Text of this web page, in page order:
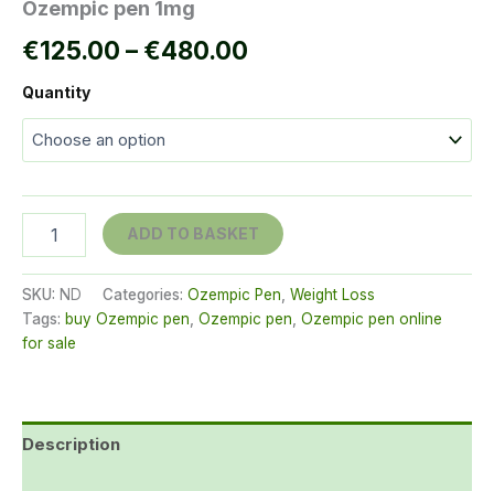
Ozempic pen 1mg
€125.00 – €480.00
€480.00
Quantity
quantity
ADD TO BASKET
SKU: ND Categories: Ozempic Pen Weight Loss
Tags: buy Ozempic pen Ozempic pen Ozempic pen online
for sale
Description